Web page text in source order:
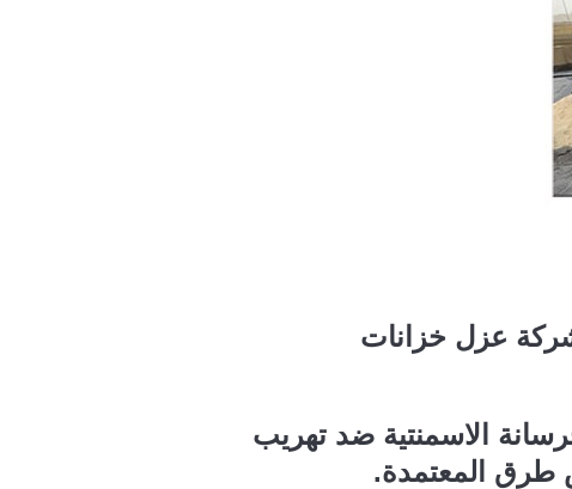
عزل خزانات
الاسمنتية ضد تهريب
طرق المعتمدة.